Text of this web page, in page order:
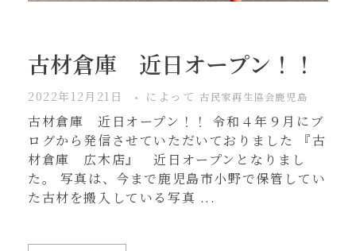
古材倉庫 近日オープン！！
2022年12月21日 によって 古民家再生協会鹿児島
古材倉庫 近日オープン！！ 令和４年９月にブ
ログから発信させていただいておりました 『古
材倉庫 広木店』 近日オープンとなりまし
た。 写真は、今まで鹿児島市小野で保管してい
た古材を搬入している写真 ...